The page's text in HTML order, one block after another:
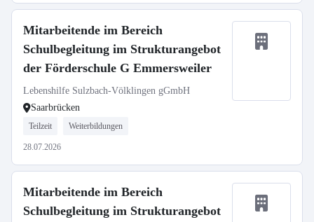
Mitarbeitende im Bereich
Schulbegleitung im Strukturangebot
der Förderschule G Emmersweiler
Lebenshilfe Sulzbach-Völklingen gGmbH
Saarbrücken
Teilzeit Weiterbildungen
28.07.2026
Mitarbeitende im Bereich
Schulbegleitung im Strukturangebot